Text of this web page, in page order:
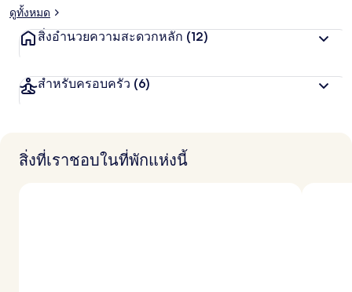
ดูทั้งหมด
สิ่งอำนวยความสะดวกหลัก (12)
สำหรับครอบครัว (6)
สิ่งที่เราชอบในที่พักแห่งนี้